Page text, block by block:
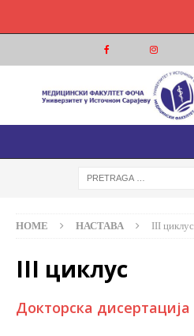
МЕДИЦИНСКИ
МЕДИЦИНСКИ ФАКУЛТЕТ
HOME НАСТАВА III циклус
III циклус
Докторска дисертација